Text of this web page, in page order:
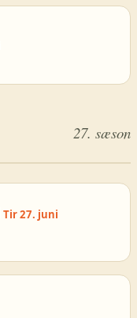
27. sæson
Tir 27. juni